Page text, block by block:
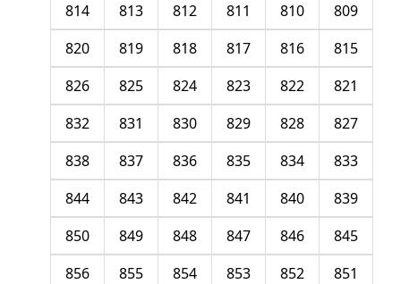
809
810
811
812
813
814
815
816
817
818
819
820
821
822
823
824
825
826
827
828
829
830
831
832
833
834
835
836
837
838
839
840
841
842
843
844
845
846
847
848
849
850
851
852
853
854
855
856